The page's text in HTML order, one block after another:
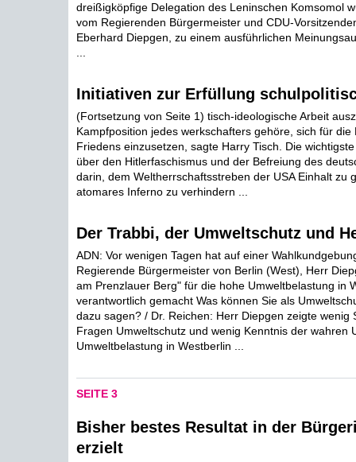
dreißigköpfige Delegation des Leninschen Komsomol
vom Regierenden Bürgermeister und CDU-
Eberhard Diepgen, zu einem ausführlichen
Initiativen zur Erfüllung
(Fortsetzung von Seite 1) tisch-ideologische Arbeit
Kampfposition jedes werkschafters gehöre, sich für die
Friedens einzusetzen, sagte Harry Tisch. Die
über den Hitlerfaschismus und der Befreiung des
darin, dem Weltherrschaftsstreben der USA Einhalt zu
atomares Inferno zu verhindern ...
Der Trabbi, der Umweltschutz und
ADN: Vor wenigen Tagen hat auf einer
Regierende Bürgermeister von Berlin (West), Herr
am Prenzlauer Berg" für die hohe Umweltbelastung in
verantwortlich gemacht Was können Sie als
dazu sagen? / Dr. Reichen: Herr Diepgen zeigte wenig
Fragen Umweltschutz und wenig Kenntnis der wahren
Umweltbelastung in Westberlin ...
SEITE 3
Bisher bestes Resultat in der
erzielt